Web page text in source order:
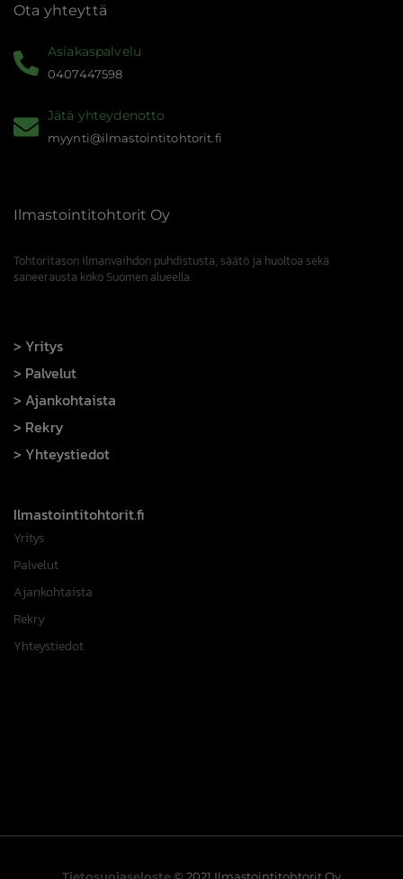
Ota yhteyttä
Asiakaspalvelu
0407447598
Jätä yhteydenotto
myynti@ilmastointitohtorit.fi
Ilmastointitohtorit Oy
Tohtoritason ilmanvaihdon puhdistusta, säätö ja huoltoa sekä
saneerausta koko Suomen alueella.
Yritys
Palvelut
Ajankohtaista
Rekry
Yhteystiedot
Ilmastointitohtorit.fi
Yritys
Palvelut
Ajankohtaista
Rekry
Yhteystiedot